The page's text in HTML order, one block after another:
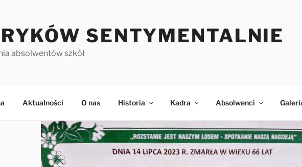
SENTYMENTALNIE
absolwentów szkół
Aktualności O nas Historia Kadra Absolwenci